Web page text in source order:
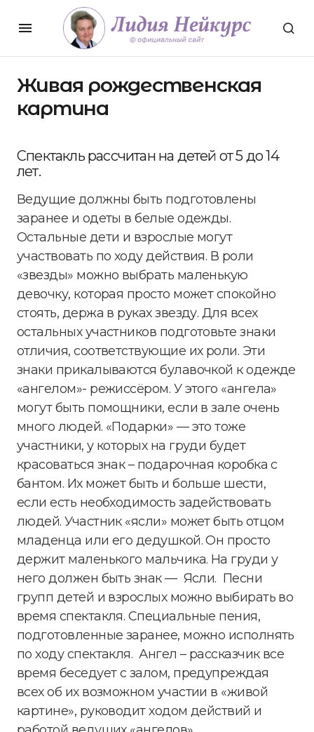
Живая рождественская
картина
Спектакль рассчитан на детей от 5 до 14
лет.
Ведущие должны быть подготовлены
заранее и одеты в белые одежды.
Остальные дети и взрослые могут
участвовать по ходу действия. В роли
«звезды» можно выбрать маленькую
девочку, которая просто может спокойно
стоять, держа в руках звезду. Для всех
остальных участников подготовьте знаки
отличия, соответствующие их роли. Эти
знаки прикалываются булавочкой к одежде
«ангелом»- режиссёром. У этого «ангела»
могут быть помощники, если в зале очень
много людей. «Подарки» — это тоже
участники, у которых на груди будет
красоваться знак – подарочная коробка с
бантом. Их может быть и больше шести,
если есть необходимость задействовать
людей.Участник «ясли» может быть отцом
младенца или его дедушкой. Он просто
держит маленького мальчика. На груди у
него должен быть знак — Ясли. Песни
групп детей и взрослых можно выбирать во
время спектакля. Специальные пения,
подготовленные заранее, можно исполнять
по ходу спектакля. Ангел – рассказчик все
время беседует с залом, предупреждая
всех об их возможном участии в «живой
картине», руководит ходом действий и